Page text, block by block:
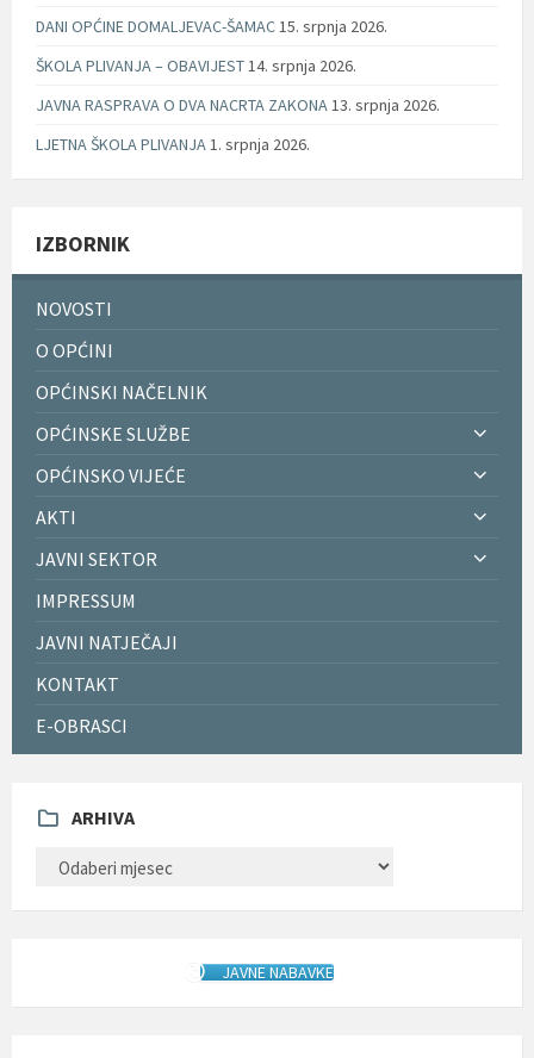
DANI OPĆINE DOMALJEVAC-ŠAMAC15. srpnja 2026.
ŠKOLA PLIVANJA – OBAVIJEST14. srpnja 2026.
JAVNA RASPRAVA O DVA NACRTA ZAKONA13. srpnja 2026.
LJETNA ŠKOLA PLIVANJA1. srpnja 2026.
IZBORNIK
NOVOSTI
O OPĆINI
OPĆINSKI NAČELNIK
OPĆINSKE SLUŽBE
OPĆINSKO VIJEĆE
AKTI
JAVNI SEKTOR
IMPRESSUM
JAVNI NATJEČAJI
KONTAKT
E-OBRASCI
ARHIVA
JAVNE NABAVKE